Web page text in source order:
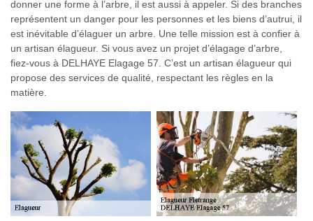
donner une forme à l’arbre, il est aussi à appeler. Si des branches
représentent un danger pour les personnes et les biens d’autrui, il
est inévitable d’élaguer un arbre. Une telle mission est à confier à
un artisan élagueur. Si vous avez un projet d’élagage d’arbre,
fiez-vous à DELHAYE Elagage 57. C’est un artisan élagueur qui
propose des services de qualité, respectant les règles en la
matière.